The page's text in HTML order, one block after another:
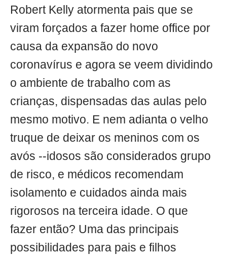
Robert Kelly atormenta pais que se
viram forçados a fazer home office por
causa da expansão do novo
coronavírus e agora se veem dividindo
o ambiente de trabalho com as
crianças, dispensadas das aulas pelo
mesmo motivo. E nem adianta o velho
truque de deixar os meninos com os
avós --idosos são considerados grupo
de risco, e médicos recomendam
isolamento e cuidados ainda mais
rigorosos na terceira idade. O que
fazer então? Uma das principais
possibilidades para pais e filhos